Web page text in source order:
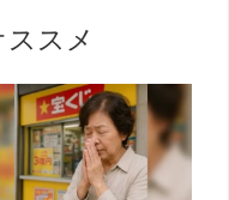
スメ